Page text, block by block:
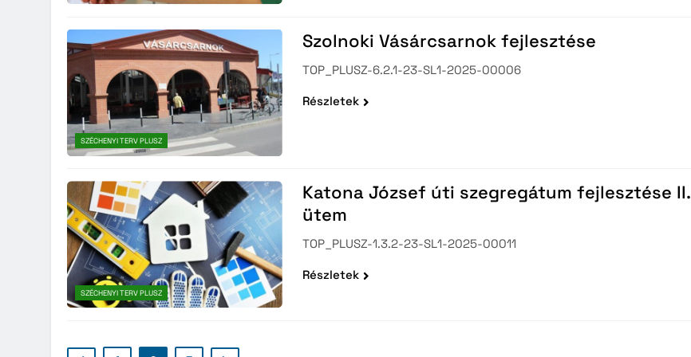
SZÉCHENYI TERV PLUSZ
Szolnoki Vásárcsarnok fejlesztése
TOP_PLUSZ-6.2.1-23-SL1-2025-00006
Részletek
SZÉCHENYI TERV PLUSZ
Katona József úti szegregátum fejlesztése II.
ütem
TOP_PLUSZ-1.3.2-23-SL1-2025-00011
Részletek